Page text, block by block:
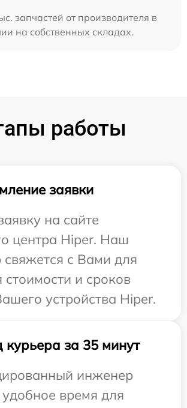
запчастей от производителя в
на собственных складах.
работы
заявки
на сайте
центра Hiper. Наш
с Вами для
стоимости и сроков
устройства Hiper.
курьера за 35 минут
инженер
время для